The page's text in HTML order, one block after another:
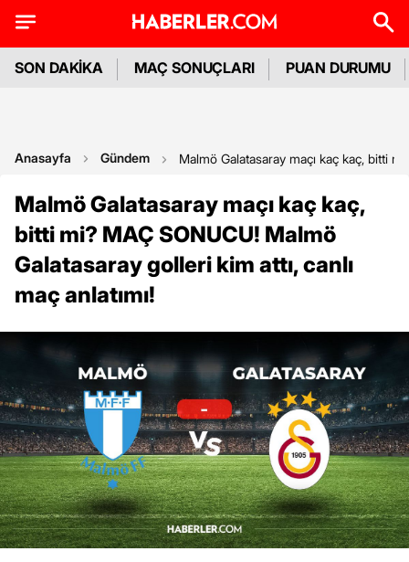
SON DAKİKA MAÇ SONUÇLARI PUAN DURUMU
Anasayfa Gündem Malmö Galatasaray maçı kaç kaç, bitti
Malmö Galatasaray maçı kaç kaç,
bitti mi? MAÇ SONUCU! Malmö
Galatasaray golleri kim attı, canlı
maç anlatımı!